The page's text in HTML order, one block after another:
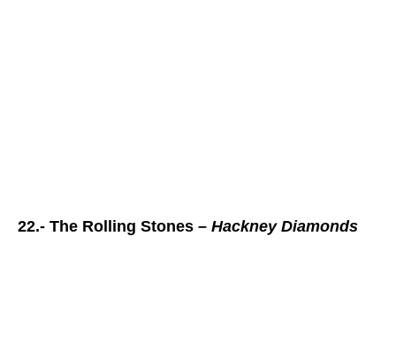
22.- The Rolling Stones – Hackney Diamonds